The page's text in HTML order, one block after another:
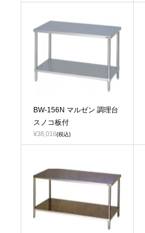
BW-156N マルゼン 調理台
スノコ板付
¥38,016(税込)